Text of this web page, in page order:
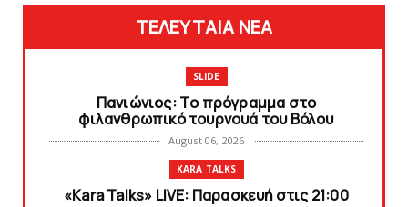
ΤΕΛΕΥΤΑΙΑ ΝΕΑ
SLIDE
Πανιώνιoς: Tο πρόγραμμα στο
φιλανθρωπικό τουρνουά του Bόλου
August 06, 2026
KARA TALKS
«Kara Talks» LIVE: Παρασκευή στις 21:00